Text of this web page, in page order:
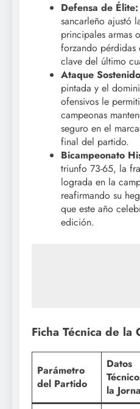
Defensa de Élite:
sancarleño ajustó
principales armas
forzando pérdidas
clave del último
Ataque
pintada y el
ofensivos le
campeonas
seguro en el
final del partido.
Bicampeonato
triunfo 73-65, la
lograda en la
reafirmando su
que este año
edición.
Ficha Técnica de la
Parámetro
del Partido
Datos
la